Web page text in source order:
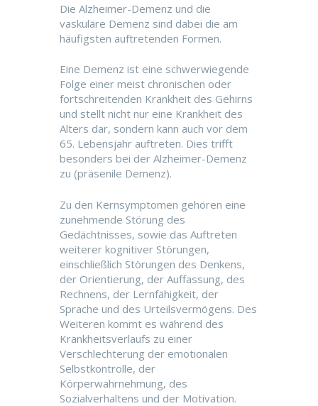
Die Alzheimer-Demenz und die
vaskuläre Demenz sind dabei die am
häufigsten auftretenden Formen.
Eine Demenz ist eine schwerwiegende
Folge einer meist chronischen oder
fortschreitenden Krankheit des Gehirns
und stellt nicht nur eine Krankheit des
Alters dar, sondern kann auch vor dem
65. Lebensjahr auftreten. Dies trifft
besonders bei der Alzheimer-Demenz
zu (präsenile Demenz).
Zu den Kernsymptomen gehören eine
zunehmende Störung des
Gedächtnisses, sowie das Auftreten
weiterer kognitiver Störungen,
einschließlich Störungen des Denkens,
der Orientierung, der Auffassung, des
Rechnens, der Lernfähigkeit, der
Sprache und des Urteilsvermögens. Des
Weiteren kommt es während des
Krankheitsverlaufs zu einer
Verschlechterung der emotionalen
Selbstkontrolle, der
Körperwahrnehmung, des
Sozialverhaltens und der Motivation.